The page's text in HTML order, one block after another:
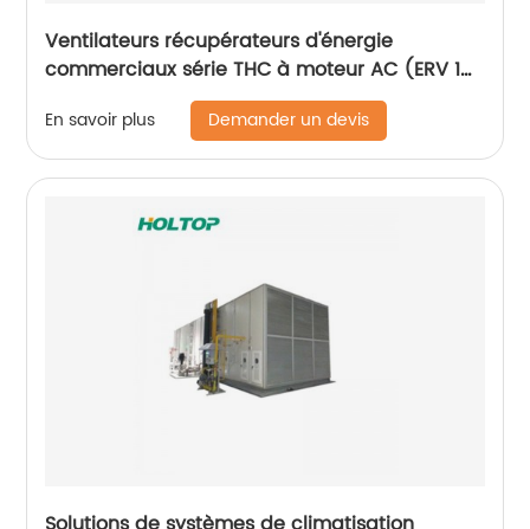
Ventilateurs récupérateurs d'énergie
commerciaux série THC à moteur AC (ERV 1
500-2 600 m3/h)
En savoir plus Demander un devis